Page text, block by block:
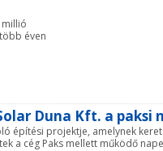
éven
Duna Kft. a paksi
építési projektje, amelynek
a cég Paks mellett működő